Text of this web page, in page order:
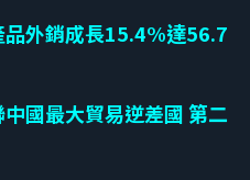
品外銷成長15.4%達56.7
國最大貿易逆差國 第二